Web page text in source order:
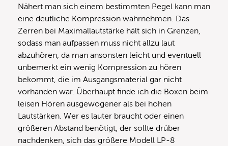
Nähert man sich einem bestimmten Pegel kann man
eine deutliche Kompression wahrnehmen. Das
Zerren bei Maximallautstärke hält sich in Grenzen,
sodass man aufpassen muss nicht allzu laut
abzuhören, da man ansonsten leicht und eventuell
unbemerkt ein wenig Kompression zu hören
bekommt, die im Ausgangsmaterial gar nicht
vorhanden war. Überhaupt finde ich die Boxen beim
leisen Hören ausgewogener als bei hohen
Lautstärken. Wer es lauter braucht oder einen
größeren Abstand benötigt, der sollte drüber
nachdenken, sich das größere Modell LP-8